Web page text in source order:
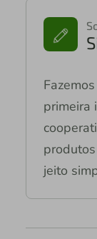
primeira
jeito